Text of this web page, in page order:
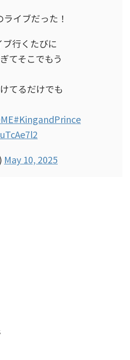
イブだった！
行くたびに
てそこでもう
てるだけでも
#KingandPrince
May 10, 2025